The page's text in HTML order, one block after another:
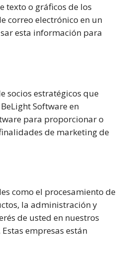
texto o gráficos de los
correo electrónico en un
esta información para
socios estratégicos que
Software en
para proporcionar o
de marketing de
como el procesamiento de
la administración y
de usted en nuestros
empresas están